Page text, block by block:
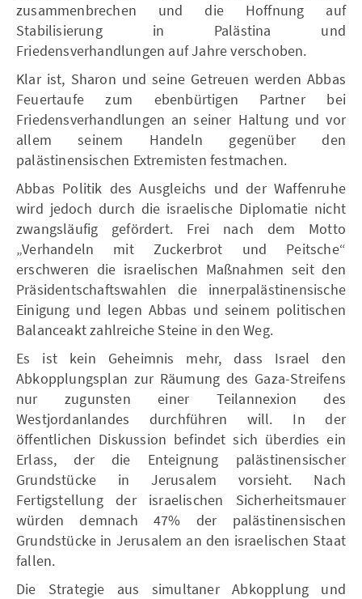
zusammenbrechen und die Hoffnung auf
Stabilisierung in Palästina und
Friedensverhandlungen auf Jahre verschoben.
Klar ist, Sharon und seine Getreuen werden Abbas
Feuertaufe zum ebenbürtigen Partner bei
Friedensverhandlungen an seiner Haltung und vor
allem seinem Handeln gegenüber den
palästinensischen Extremisten festmachen.
Abbas Politik des Ausgleichs und der Waffenruhe
wird jedoch durch die israelische Diplomatie nicht
zwangsläufig gefördert. Frei nach dem Motto
„Verhandeln mit Zuckerbrot und Peitsche“
erschweren die israelischen Maßnahmen seit den
Präsidentschaftswahlen die innerpalästinensische
Einigung und legen Abbas und seinem politischen
Balanceakt zahlreiche Steine in den Weg.
Es ist kein Geheimnis mehr, dass Israel den
Abkopplungsplan zur Räumung des Gaza-Streifens
nur zugunsten einer Teilannexion des
Westjordanlandes durchführen will. In der
öffentlichen Diskussion befindet sich überdies ein
Erlass, der die Enteignung palästinensischer
Grundstücke in Jerusalem vorsieht. Nach
Fertigstellung der israelischen Sicherheitsmauer
würden demnach 47% der palästinensischen
Grundstücke in Jerusalem an den israelischen Staat
fallen.
Die Strategie aus simultaner Abkopplung und